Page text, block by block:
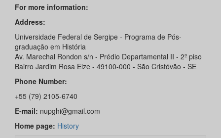
For more information:
Address:
Universidade Federal de Sergipe - Programa de Pós-
graduação em História
Av. Marechal Rondon s/n - Prédio Departamental II - 2º piso
Bairro Jardim Rosa Elze - 49100-000 - São Cristóvão - SE
Phone Number:
+55 (79) 2105-6740
E-mail: nupghi@gmail.com
Home page: History